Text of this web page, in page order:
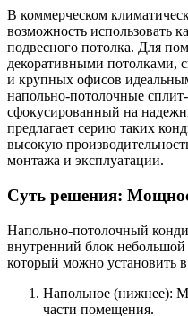
В коммерческом
возможность использовать
подвесного потолка. Для
декоративными потолками,
и крупных офисов
напольно-потолочные
сфокусированный на
предлагает серию таких
высокую
монтажа и эксплуатации.
Суть решения:
Напольно-потолочный
внутренний блок
который можно установить
Напольное (нижнее):
части помещения.